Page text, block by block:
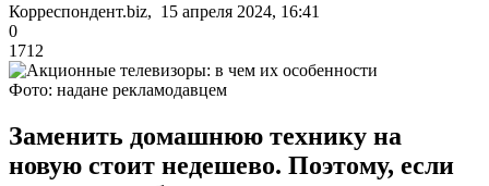
Корреспондент.biz, 15 апреля 2024, 16:41
0
1712
Фото: надане рекламодавцем
Заменить домашнюю технику на
новую стоит недешево. Поэтому, если